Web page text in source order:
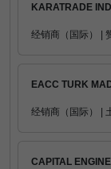
KARATRADE
经销商（国际） |
EACC TURK
经销商（国际） |
CAPITAL